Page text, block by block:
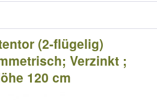
(2-flügelig)
Verzinkt ;
120 cm